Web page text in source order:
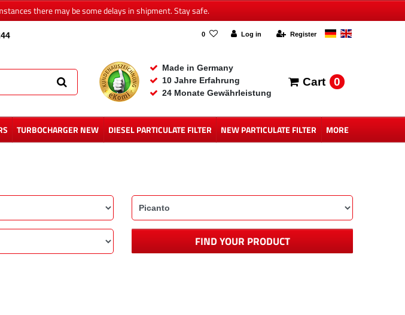
there may be some delays in shipment. Stay safe.
0 Log in Register
Made in Germany
10 Jahre Erfahrung
24 Monate Gewährleistung
Cart 0
TURBOCHARGER NEW DIESEL PARTICULATE FILTER NEW PARTICULATE FILTER MORE
FIND YOUR PRODUCT